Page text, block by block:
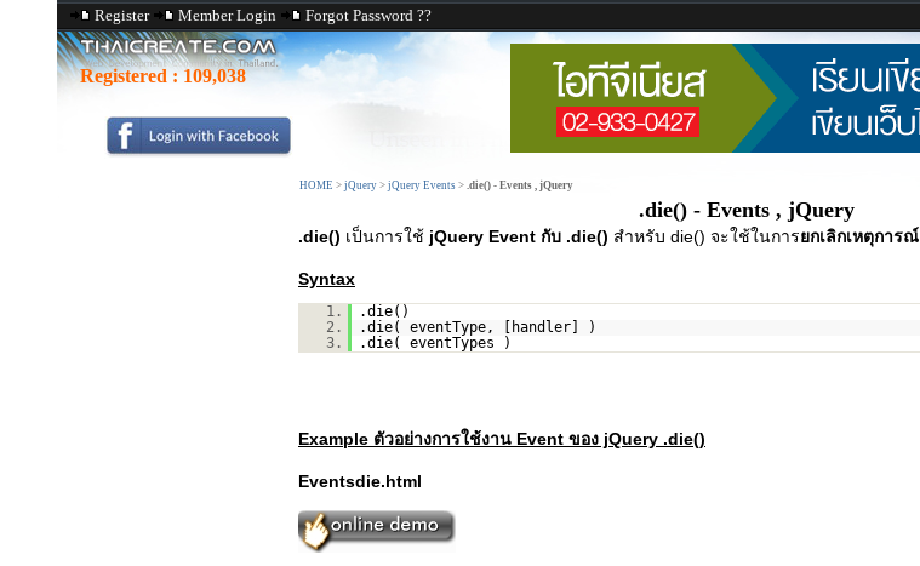
Register Member Login Forgot Password ??
Registered : 109,038
HOME > jQuery > jQuery Events > .die() - Events , jQuery
.die() - Events , jQuery
.die() เป็นการใช้ jQuery Event กับ .die() สำหรับ die() จะใช้ในการยกเลิกเหตุการณ์
Syntax
1.
.die()
2.
.die( eventType, [handler] )
3.
.die( eventTypes )
Example ตัวอย่างการใช้งาน Event ของ jQuery .die()
Eventsdie.html